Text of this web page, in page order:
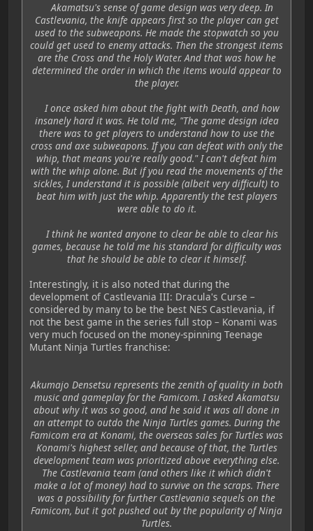
Akamatsu's sense of game design was very deep. In
Castlevania, the knife appears first so the player can get
used to the subweapons. He made the stopwatch so you
could get used to enemy attacks. Then the strongest items
are the Cross and the Holy Water. And that was how he
determined the order in which the items would appear to
the player.
I once asked him about the fight with Death, and how
insanely hard it was. He told me, "The game design idea
there was to get players to understand how to use the
cross and axe subweapons. If you can defeat with only the
whip, that means you're really good." I can't defeat him
with the whip alone. But if you read the movements of the
sickles, I understand it is possible (albeit very difficult) to
beat him with just the whip. Apparently the test players
were able to do it.
I think he wanted anyone to clear be able to clear his
games, because he told me his standard for difficulty was
that he should be able to clear it himself.
Interestingly, it is also noted that during the
development of Castlevania III: Dracula's Curse –
considered by many to be the best NES Castlevania, if
not the best game in the series full stop – Konami was
very much focused on the money-spinning Teenage
Mutant Ninja Turtles franchise:
Akumajo Densetsu represents the zenith of quality in both
music and gameplay for the Famicom. I asked Akamatsu
about why it was so good, and he said it was all done in
an attempt to outdo the Ninja Turtles games. During the
Famicom era at Konami, the overseas sales for Turtles was
Konami's highest seller, and because of that, the Turtles
development team was prioritized above everything else.
The Castlevania team (and others like it which didn't
make a lot of money) had to survive on the scraps. There
was a possibility for further Castlevania sequels on the
Famicom, but it got pushed out by the popularity of Ninja
Turtles.